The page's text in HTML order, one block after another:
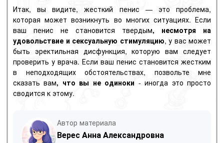
Итак, вы видите, жесткий пенис — это проблема,
которая может возникнуть во многих ситуациях. Если
ваш пенис не становится твердым, несмотря на
удовольствие и сексуальную стимуляцию, у вас может
быть эректильная дисфункция, которую вам следует
проверить у врача. Если ваш пенис становится жестким
в неподходящих обстоятельствах, позвольте мне
сказать вам, что вы не одиноки - иногда это просто
сводится к этому.
Автор материала
Верес Анна Александровна